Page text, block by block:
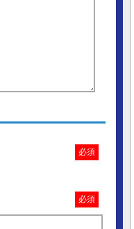
必須
必須